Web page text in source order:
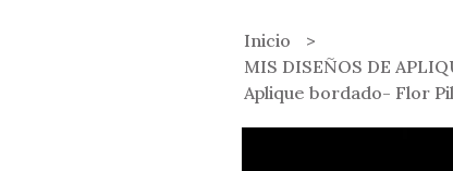
Inicio
MIS DISEÑOS DE
Aplique bordado- Flor